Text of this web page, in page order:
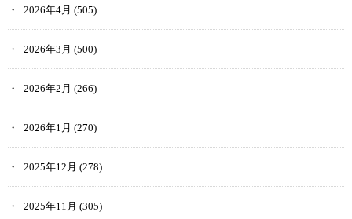
2026年4月 (505)
2026年3月 (500)
2026年2月 (266)
2026年1月 (270)
2025年12月 (278)
2025年11月 (305)